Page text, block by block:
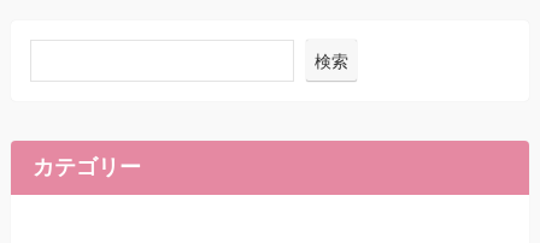
検索
カテゴリー